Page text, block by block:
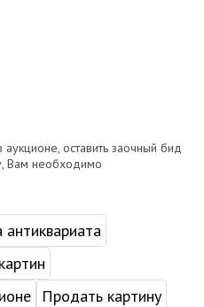
аукционе, оставить заочный бид
Вам необходимо
антиквариата
Продать картину